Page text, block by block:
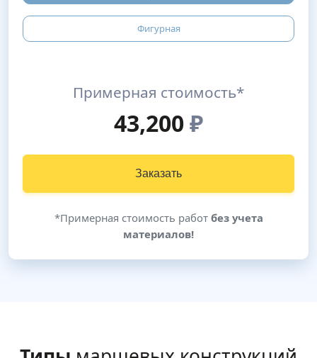
Фигурная
Примерная стоимость*
43,200₽
Заказать
*Примерная стоимость работ без учета
материалов!